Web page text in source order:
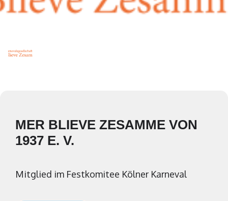
MER BLIEVE ZESAMME VON
1937 E. V.
Mitglied im Festkomitee Kölner Karneval